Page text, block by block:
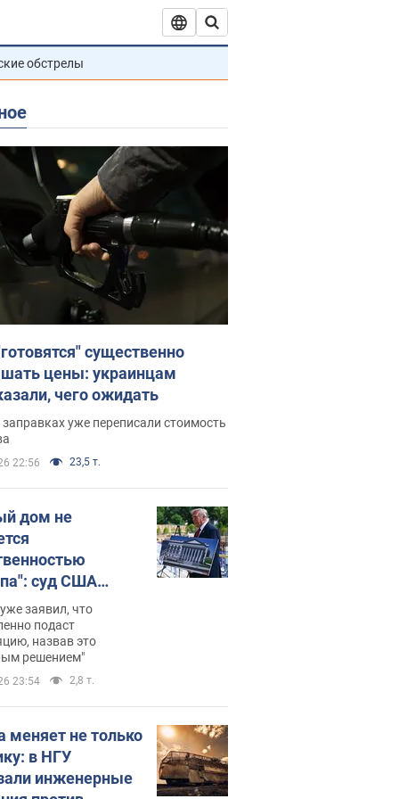
обстрелы
существенно
цены: украинцам
чего ожидать
уже переписали стоимость
22:56 23,5 т.
дом не
суд США
зала
400 млн
заявил, что
подаст
назвав это
решением"
23:54 2,8 т.
меняет не только
в НГУ
инженерные